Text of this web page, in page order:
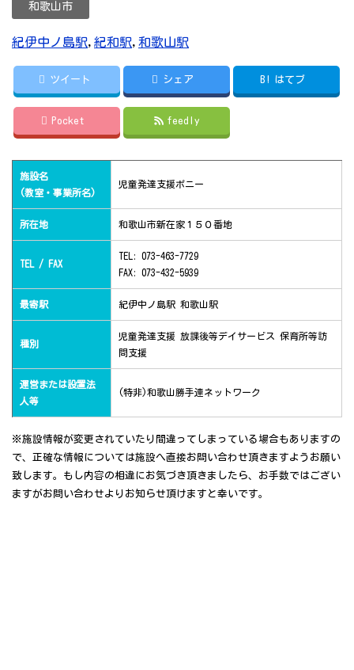
和歌山市
紀伊中ノ島駅, 紀和駅, 和歌山駅
ツイート シェア B! はてブ
Pocket feedly
施設名
(教室・事業所名)
児童発達支援ポニー
所在地 和歌山市新在家１５０番地
TEL / FAX
TEL: 073-463-7729
FAX: 073-432-5939
最寄駅 紀伊中ノ島駅 和歌山駅
種別
児童発達支援 放課後等デイサービス 保育所等訪
問支援
運営または設置法
人等
(特非)和歌山勝手連ネットワーク
※施設情報が変更されていたり間違ってしまっている場合もありますの
で、正確な情報については施設へ直接お問い合わせ頂きますようお願い
致します。もし内容の相違にお気づき頂きましたら、お手数ではござい
ますがお問い合わせよりお知らせ頂けますと幸いです。